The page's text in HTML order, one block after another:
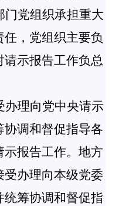
党组织承担重大
，党组织主要负
示报告工作负总
办理向党中央请示
调和督促指导各
示报告工作。地方
受办理向本级党委
筹协调和督促指